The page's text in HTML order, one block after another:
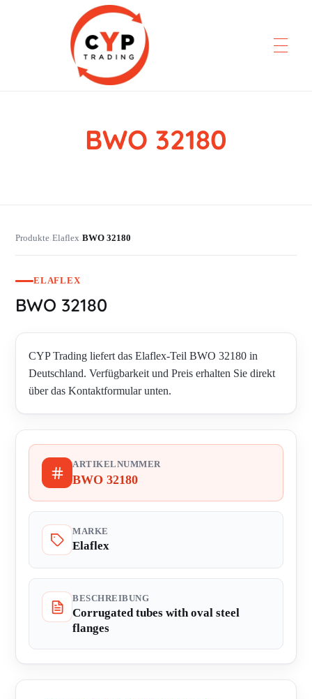
CYP Trading
BWO 32180
Produkte›Elaflex›BWO 32180
ELAFLEX
BWO 32180
CYP Trading liefert das Elaflex-Teil BWO 32180 in
Deutschland. Verfügbarkeit und Preis erhalten Sie direkt
über das Kontaktformular unten.
ARTIKELNUMMER
BWO 32180
MARKE
Elaflex
BESCHREIBUNG
Corrugated tubes with oval steel
flanges